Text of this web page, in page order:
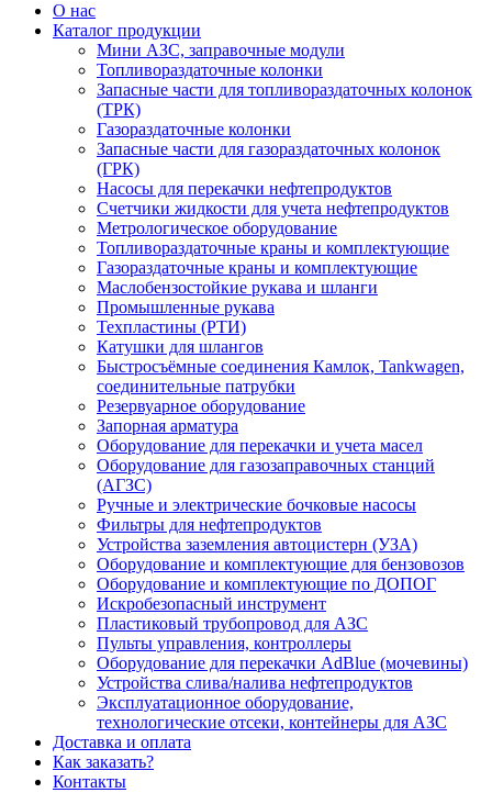
О нас
Каталог продукции
Мини АЗС, заправочные модули
Топливораздаточные колонки
Запасные части для топливораздаточных колонок
(ТРК)
Газораздаточные колонки
Запасные части для газораздаточных колонок
(ГРК)
Насосы для перекачки нефтепродуктов
Счетчики жидкости для учета нефтепродуктов
Метрологическое оборудование
Топливораздаточные краны и комплектующие
Газораздаточные краны и комплектующие
Маслобензостойкие рукава и шланги
Промышленные рукава
Техпластины (РТИ)
Катушки для шлангов
Быстросъёмные соединения Камлок, Tankwagen,
соединительные патрубки
Резервуарное оборудование
Запорная арматура
Оборудование для перекачки и учета масел
Оборудование для газозаправочных станций
(АГЗС)
Ручные и электрические бочковые насосы
Фильтры для нефтепродуктов
Устройства заземления автоцистерн (УЗА)
Оборудование и комплектующие для бензовозов
Оборудование и комплектующие по ДОПОГ
Искробезопасный инструмент
Пластиковый трубопровод для АЗС
Пульты управления, контроллеры
Оборудование для перекачки AdBlue (мочевины)
Устройства слива/налива нефтепродуктов
Эксплуатационное оборудование,
технологические отсеки, контейнеры для АЗС
Доставка и оплата
Как заказать?
Контакты